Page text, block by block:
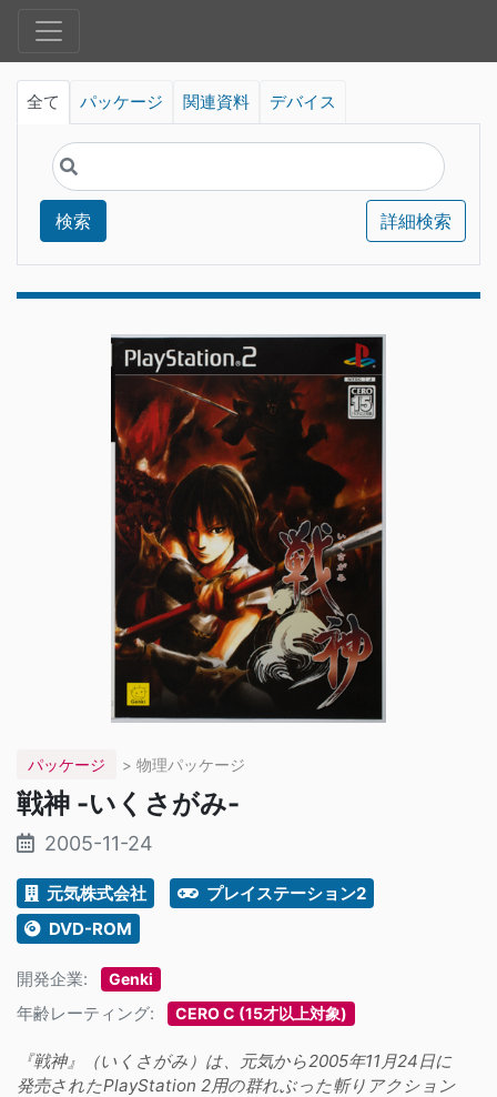
全て パッケージ 関連資料 デバイス
検索 詳細検索
パッケージ > 物理パッケージ
戦神 -いくさがみ-
2005-11-24
元気株式会社
プレイステーション2
DVD-ROM
開発企業: Genki
年齢レーティング: CERO C (15才以上対象)
『戦神』（いくさがみ）は、元気から2005年11月24日に
発売されたPlayStation 2用の群れぶった斬りアクション